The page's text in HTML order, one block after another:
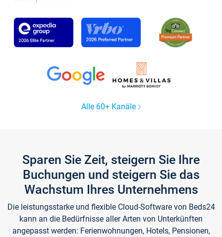
Alle 60+ Kanäle
Sparen Sie Zeit, steigern Sie Ihre
Buchungen und steigern Sie das
Wachstum Ihres Unternehmens
Die leistungsstarke und flexible Cloud-Software von Beds24
kann an die Bedürfnisse aller Arten von Unterkünften
angepasst werden: Ferienwohnungen, Hotels, Pensionen,